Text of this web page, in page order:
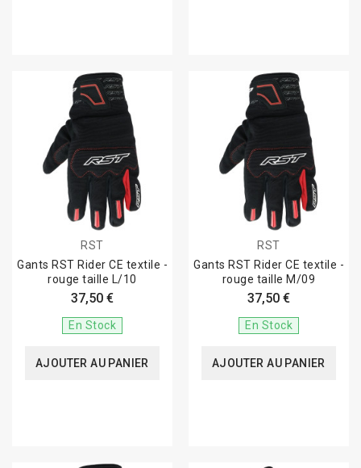
RST
Gants RST Rider CE textile -
rouge taille L/10
37,50 €
En Stock
AJOUTER AU PANIER
RST
Gants RST Rider CE textile -
rouge taille M/09
37,50 €
En Stock
AJOUTER AU PANIER